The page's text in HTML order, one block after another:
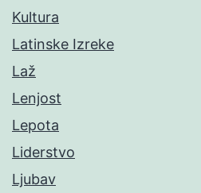
Kultura
Latinske Izreke
Laž
Lenjost
Lepota
Liderstvo
Ljubav